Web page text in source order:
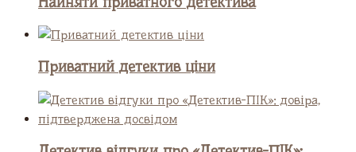
Приватний детектив ціни